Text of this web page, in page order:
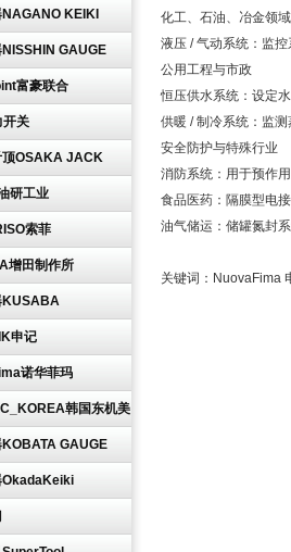
KEIKI
NISSHIN GAUGE
富豪联合
开关
顶OSAKA JACK
研工业
索菲
增田制作所
KUSABA
申记
诺华菲玛
韩国东机美
GAUGE
OkadaKeiki
化工、石油、冶金领
液压 / 气动系统：监
公用工程与市政
恒压供水系统：设定
供暖 / 制冷系统：监
安全防护与特殊行业
消防系统：用于预作
食品医药：隔膜型电
油气储运：储罐氮封
关键词：NuovaFima